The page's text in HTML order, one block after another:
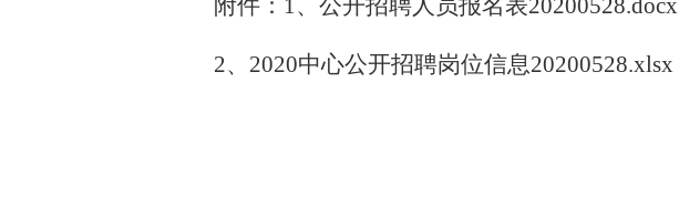
附件： 1、公开招聘人员报名表20200528.docx
2、2020中心公开招聘岗位信息20200528.xlsx